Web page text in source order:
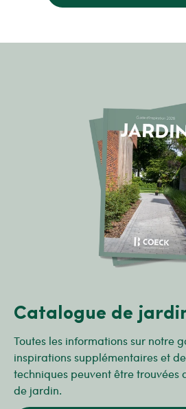
Catalogue de
Toutes les informations sur notre
inspirations supplémentaires et
techniques peuvent être trouvées
de jardin.